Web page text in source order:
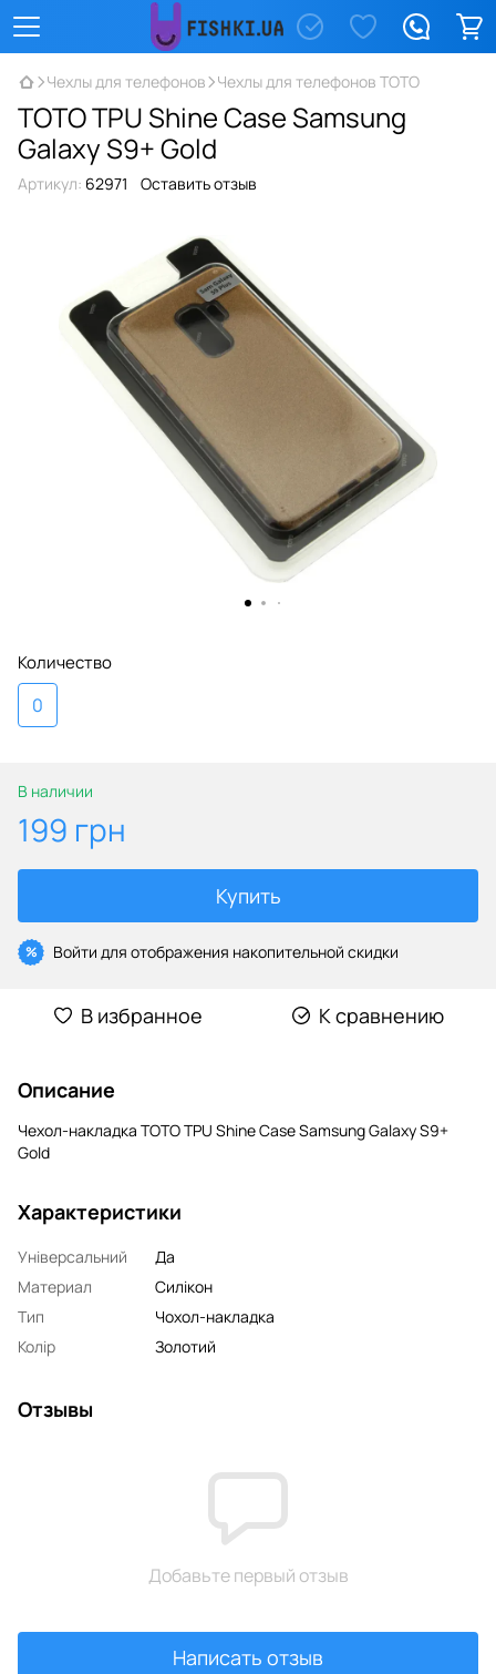
Чехлы для телефонов Чехлы для телефонов TOTO
TOTO TPU Shine Case Samsung
Galaxy S9+ Gold
Артикул: 62971 Оставить отзыв
Количество
0
В наличии
199 грн
Купить
% Войти для отображения накопительной скидки
В избранное К сравнению
Описание
Чехол-накладка TOTO TPU Shine Case Samsung Galaxy S9+
Gold
Характеристики
Універсальний
Да
Материал
Силікон
Тип
Чохол-накладка
Колір
Золотий
Отзывы
Добавьте первый отзыв
Написать отзыв